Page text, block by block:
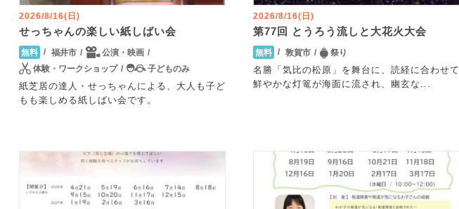
2026/8/16(日)
せっちゃんの楽しい紙しばい会
無料 福井市
公演・映画
体験・ワークショップ
子どものみ
紙芝居の達人・せっちゃんによる、大人も子ど
もも楽しめる紙しばい会です。
2026/8/16(日)
第77回 とうろう流しと大花火大会
無料 敦賀市 祭り
名勝「気比の松原」を舞台に、読経に合わせて
鮮やかな灯篭が海面に流され、幽玄な...